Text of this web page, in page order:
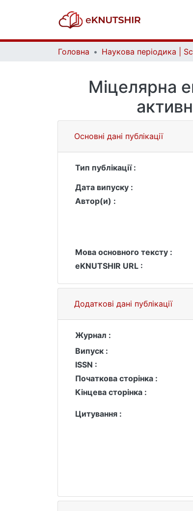
Головна
Міцелярна
Основні дані публікації
Тип публікації :
Дата випуску :
Автор(и) :
Мова основного тексту :
eKNUTSHIR URL :
Додаткові дані публікації
Журнал :
Випуск :
ISSN :
Початкова сторінка :
Кінцева сторінка :
Цитування :